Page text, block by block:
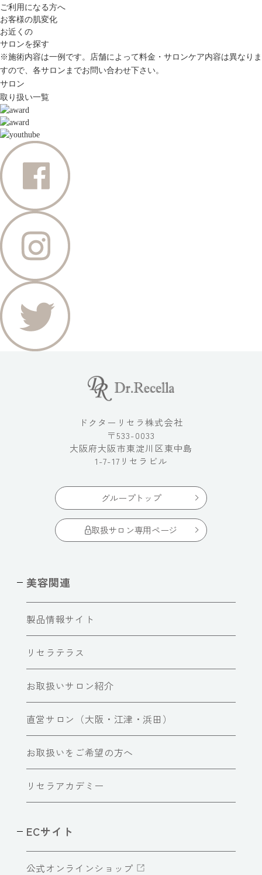
ご利用になる方へ
お客様の肌変化
お近くの
サロンを探す
※施術内容は一例です。店舗によって料金・サロンケア内容は異なりま
すので、各サロンまでお問い合わせ下さい。
サロン
取り扱い一覧
ドクターリセラ株式会社
〒533-0033
大阪府大阪市東淀川区東中島
1-7-17リセラビル
グループトップ
取扱サロン専用ページ
美容関連
製品情報サイト
リセラテラス
お取扱いサロン紹介
直営サロン（大阪・江津・浜田）
お取扱いをご希望の方へ
リセラアカデミー
ECサイト
公式オンラインショップ